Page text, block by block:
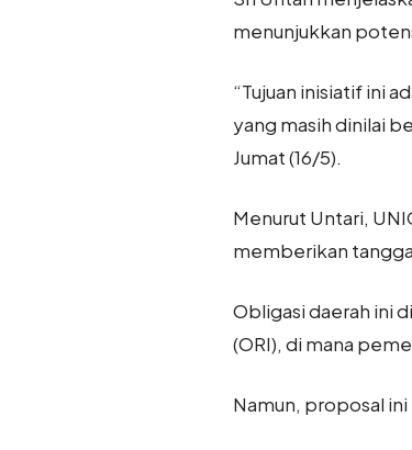
menunjukkan
“Tujuan inisiatif ini
yang masih dinilai
Jumat (16/5).
Menurut Untari,
memberikan
Obligasi daerah ini
(ORI), di mana
Namun, proposal